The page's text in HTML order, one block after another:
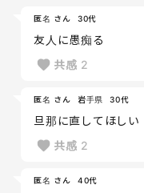
匿名 さん 30代
友人に愚痴る
共感 2
匿名 さん 岩手県 30代
旦那に直してほしい
共感 2
匿名 さん 40代